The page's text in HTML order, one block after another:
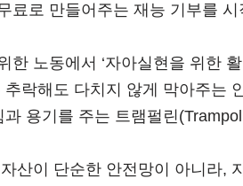
료로 만들어주는 재능 기부를 시
한 노동에서 ‘자아실현을 위한
락해도 다치지 않게 막아주는
용기를 주는 트램펄린
산이 단순한 안전망이 아니라,